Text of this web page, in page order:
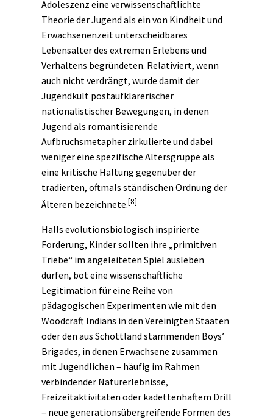
Adoleszenz eine verwissenschaftlichte
Theorie der Jugend als ein von Kindheit und
Erwachsenenzeit unterscheidbares
Lebensalter des extremen Erlebens und
Verhaltens begründeten. Relativiert, wenn
auch nicht verdrängt, wurde damit der
Jugendkult postaufklärerischer
nationalistischer Bewegungen, in denen
Jugend als romantisierende
Aufbruchsmetapher zirkulierte und dabei
weniger eine spezifische Altersgruppe als
eine kritische Haltung gegenüber der
tradierten, oftmals ständischen Ordnung der
Älteren bezeichnete.[8]
Halls evolutionsbiologisch inspirierte
Forderung, Kinder sollten ihre „primitiven
Triebe“ im angeleiteten Spiel ausleben
dürfen, bot eine wissenschaftliche
Legitimation für eine Reihe von
pädagogischen Experimenten wie mit den
Woodcraft Indians in den Vereinigten Staaten
oder den aus Schottland stammenden Boys’
Brigades, in denen Erwachsene zusammen
mit Jugendlichen – häufig im Rahmen
verbindender Naturerlebnisse,
Freizeitaktivitäten oder kadettenhaftem Drill
– neue generationsübergreifende Formen des